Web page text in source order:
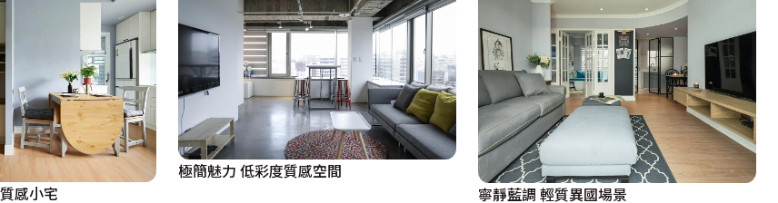
感小宅
極簡魅力 低彩度質感空間
寧靜藍調 輕質異國場景